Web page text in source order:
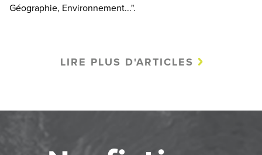
Géographie, Environnement...".
LIRE PLUS D'ARTICLES